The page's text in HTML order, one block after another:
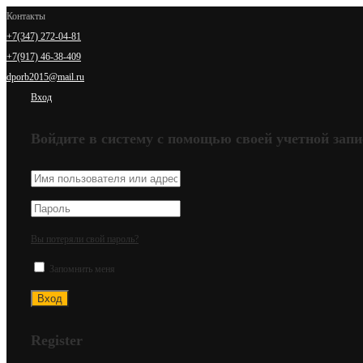
Контакты
+7(347) 272-04-81
+7(917) 46-38-409
dporb2015@mail.ru
Вход
Войдите в систему с помощью своей учетной
Вы потеряли свой пароль?
Запомнить меня
Register